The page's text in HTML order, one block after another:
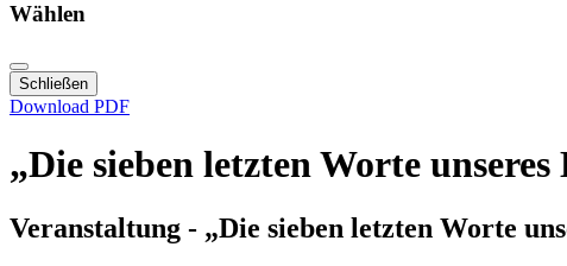
Wählen
Schließen
Download PDF
„Die sieben letzten Worte
Veranstaltung - „Die sieben letzten Worte